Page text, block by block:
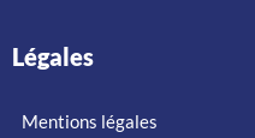
Légales
Mentions légales